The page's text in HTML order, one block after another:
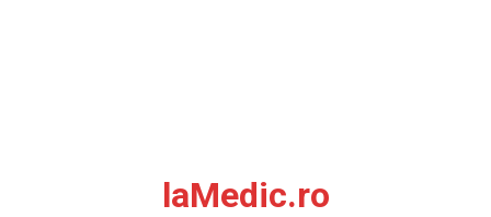
laMedic.ro